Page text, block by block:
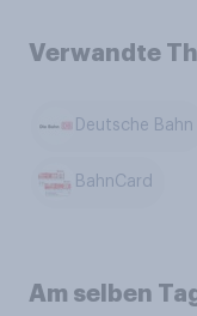
Verwandte
Deutsche Bahn
BahnCard
Am selben